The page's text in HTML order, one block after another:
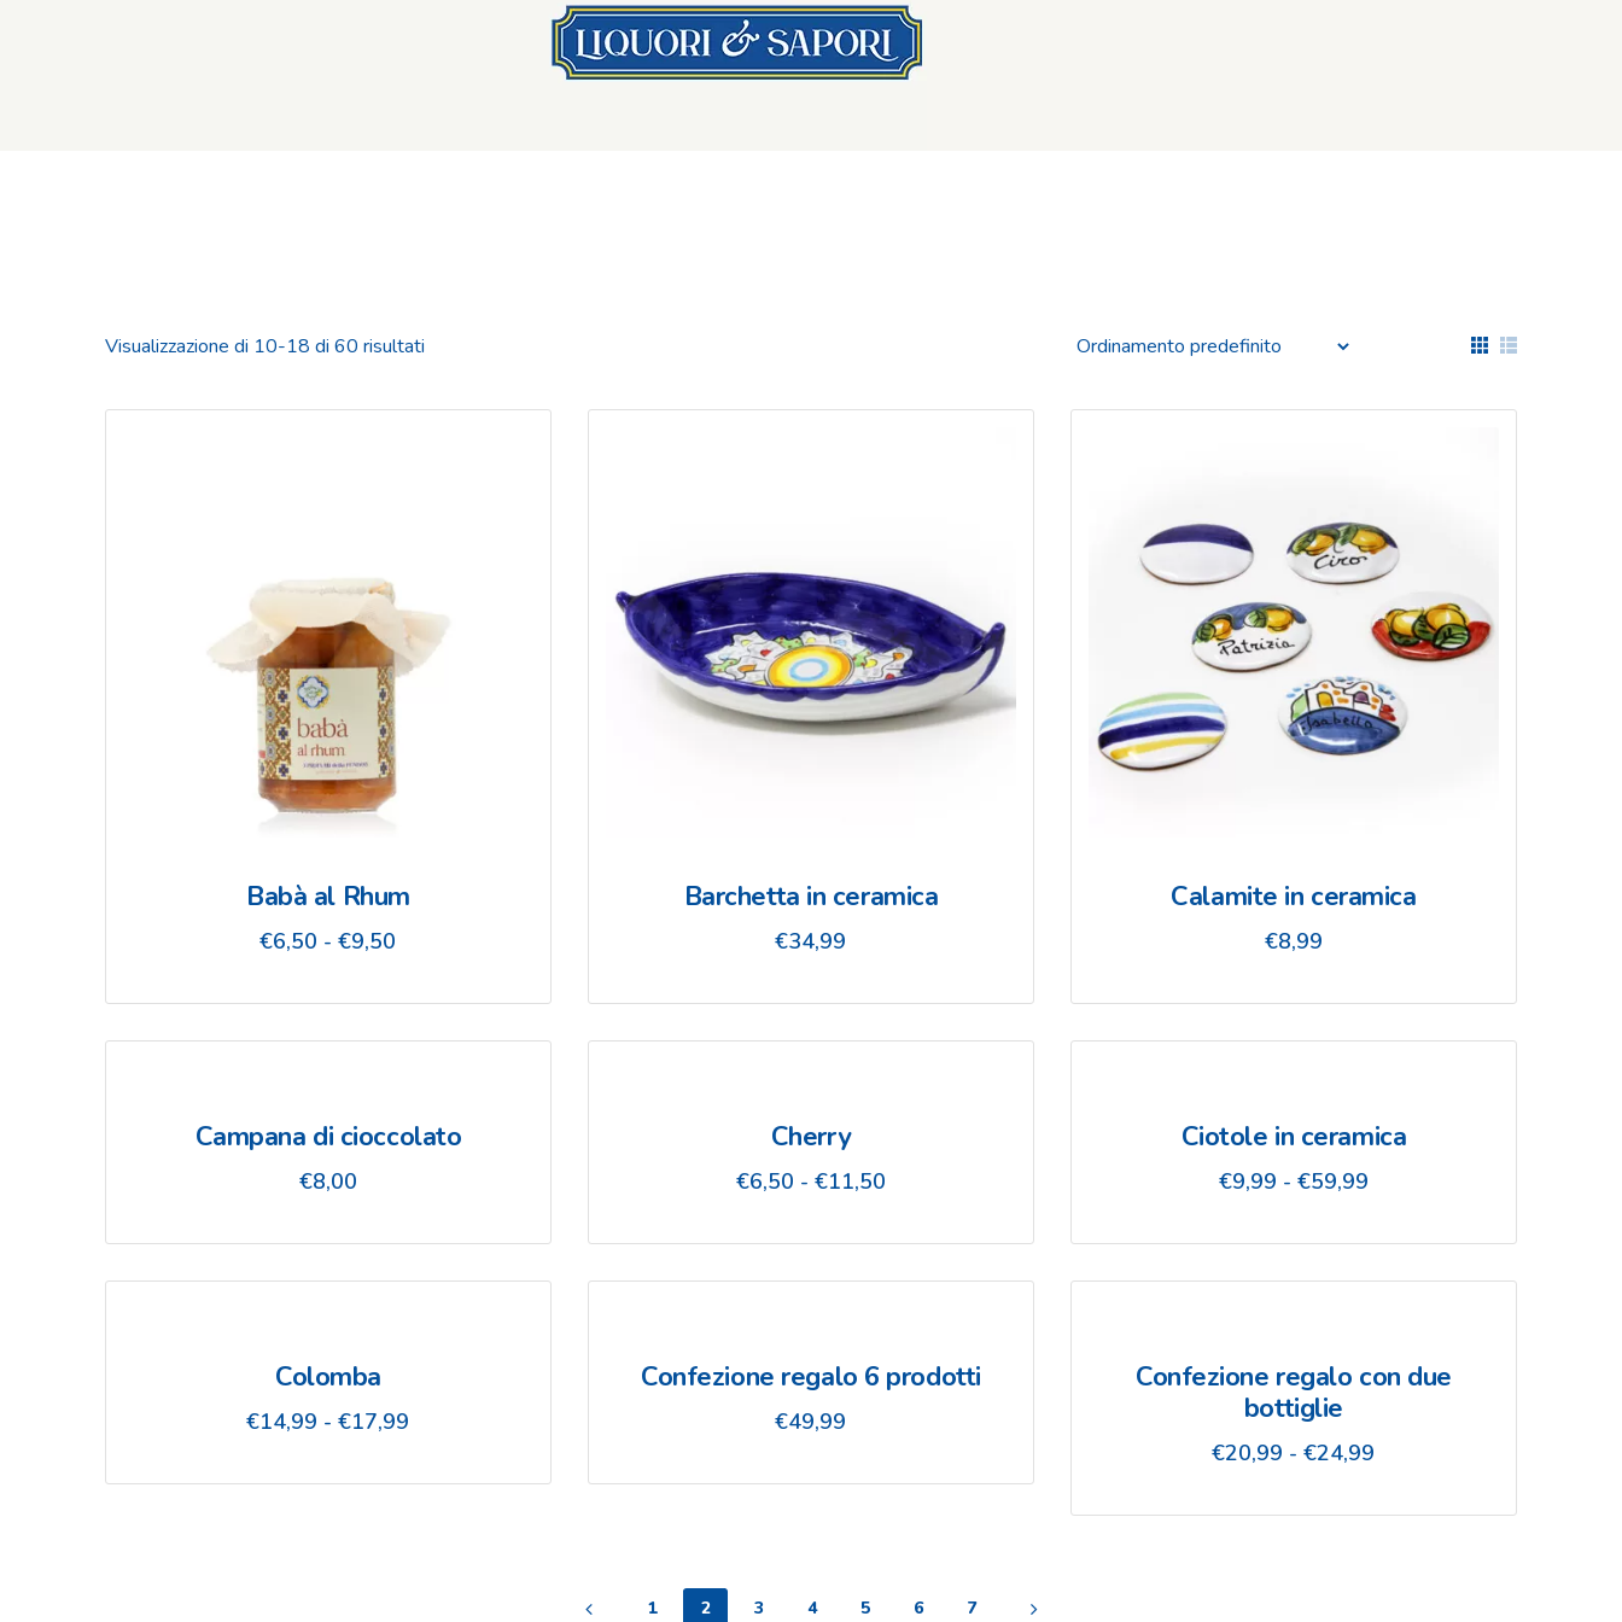
Visualizzazione di 10-18 di 60 risultati
Babà al Rhum
€6,50 - €9,50
prezzo:
da
€9,50
Barchetta in ceramica
€34,99
Calamite in ceramica
€8,99
Campana di cioccolato
€8,00
Cherry
€6,50 - €11,50Fascia
prezzo:
da
€11,50
Ciotole in ceramica
€9,99 - €59,99Fascia
prezzo:
da
€59,99
Colomba
€14,99 - €17,99
prezzo:
Confezione regalo 6 prodotti
€49,99
Confezione regalo con due
bottiglie
€20,99 - €24,99
prezzo:
1 2 3 4 5 6 7